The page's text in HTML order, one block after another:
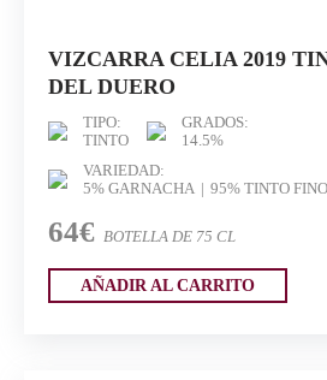
VIZCARRA CELIA 2019
DEL DUERO
TIPO:
TINTO
GRADOS:
14.5%
VARIEDAD:
5% GARNACHA
95% TINTO FINO
64€ BOTELLA DE 75 CL
AÑADIR AL CARRITO